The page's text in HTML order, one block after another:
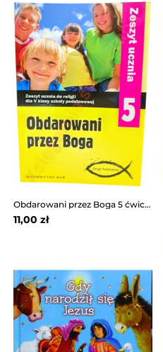
Obdarowani przez Boga 5 ćwiczenia WAM
11,00 zł